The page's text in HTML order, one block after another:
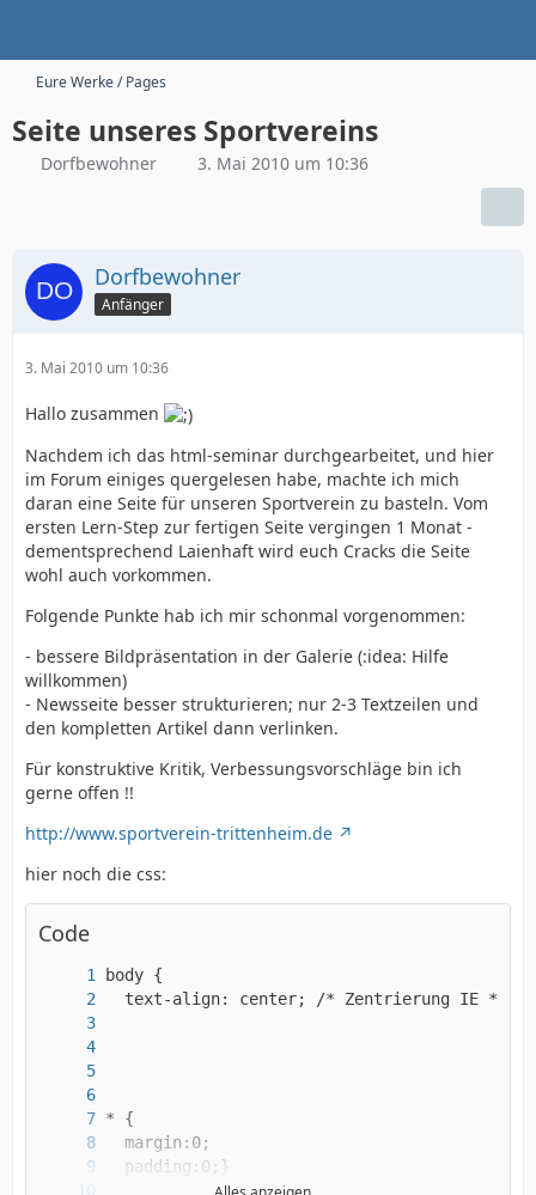
Eure Werke / Pages
Seite unseres Sportvereins
Dorfbewohner 3. Mai 2010 um 10:36
Dorfbewohner
Anfänger
3. Mai 2010 um 10:36
Hallo zusammen
Nachdem ich das html-seminar durchgearbeitet, und hier
im Forum einiges quergelesen habe, machte ich mich
daran eine Seite für unseren Sportverein zu basteln. Vom
ersten Lern-Step zur fertigen Seite vergingen 1 Monat -
dementsprechend Laienhaft wird euch Cracks die Seite
wohl auch vorkommen.
Folgende Punkte hab ich mir schonmal vorgenommen:
- bessere Bildpräsentation in der Galerie (:idea: Hilfe
willkommen)
- Newsseite besser strukturieren; nur 2-3 Textzeilen und
den kompletten Artikel dann verlinken.
Für konstruktive Kritik, Verbessungsvorschläge bin ich
gerne offen !!
http://www.sportverein-trittenheim.de
hier noch die css:
Code